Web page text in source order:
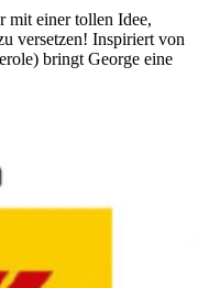
mit einer tollen Idee,
versetzen! Inspiriert von
bringt George eine